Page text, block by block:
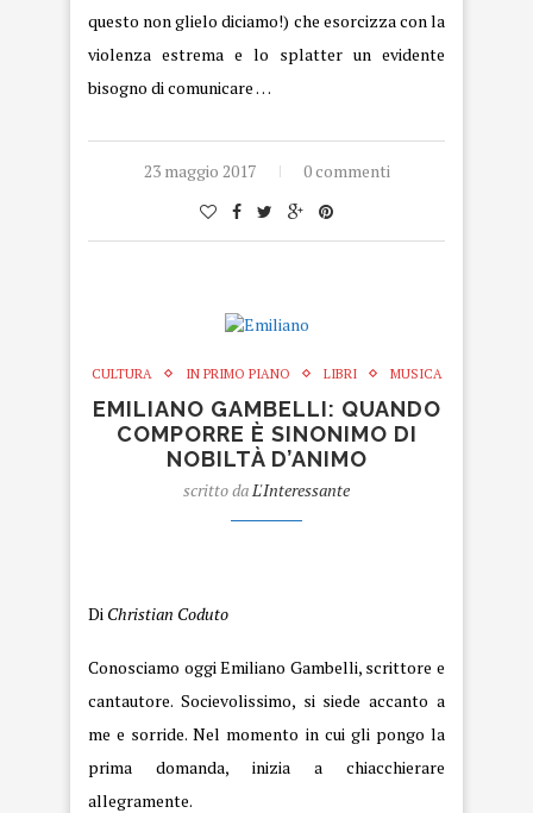
questo non glielo diciamo!) che esorcizza con la
violenza estrema e lo splatter un evidente
bisogno di comunicare …
23 maggio 2017 0 commenti
CULTURA IN PRIMO PIANO LIBRI MUSICA
EMILIANO GAMBELLI: QUANDO
COMPORRE È SINONIMO DI
NOBILTÀ D’ANIMO
scritto da L'Interessante
Di Christian Coduto
Conosciamo oggi Emiliano Gambelli, scrittore e
cantautore. Socievolissimo, si siede accanto a
me e sorride. Nel momento in cui gli pongo la
prima domanda, inizia a chiacchierare
allegramente.